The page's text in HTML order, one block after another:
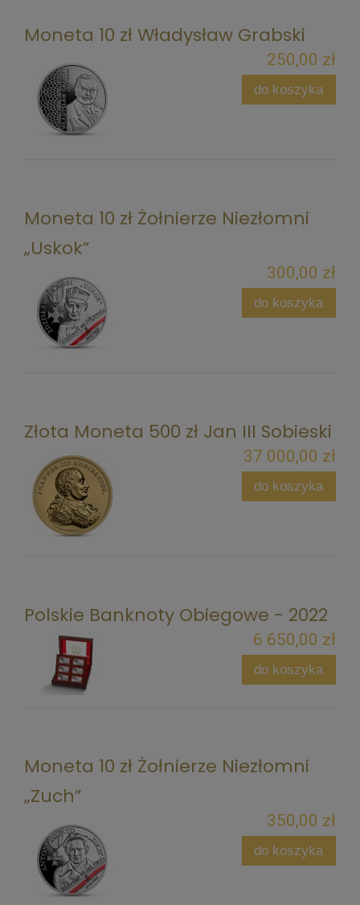
Moneta 10 zł Władysław Grabski
250,00 zł
do koszyka
Moneta 10 zł Żołnierze Niezłomni
„Uskok”
300,00 zł
do koszyka
Złota Moneta 500 zł Jan III Sobieski
37 000,00 zł
do koszyka
Polskie Banknoty Obiegowe - 2022
6 650,00 zł
do koszyka
Moneta 10 zł Żołnierze Niezłomni
„Zuch”
350,00 zł
do koszyka